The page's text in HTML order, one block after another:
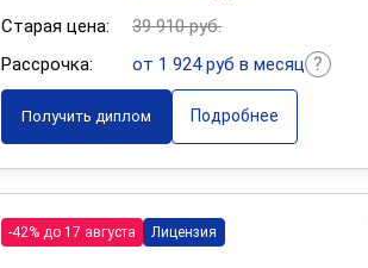
Старая цена:
39 910 руб.
Рассрочка:
от 1 924 руб в месяц
Получить диплом Подробнее
-42% до 17 августа Лицензия